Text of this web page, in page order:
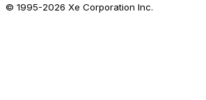
© 1995-2026 Xe Corporation Inc.